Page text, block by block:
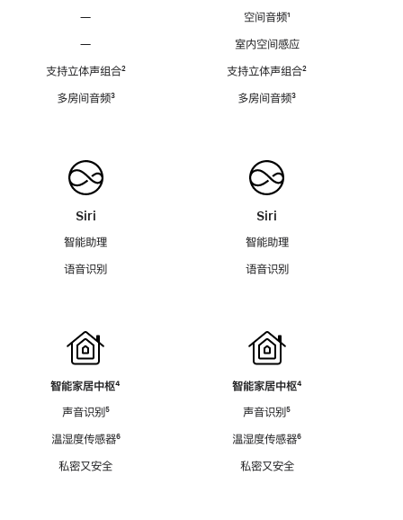
—
—
支持立体声组合脚
²
多房间音频脚
³
Siri
智能助理
语音识别
智能家居中枢脚
⁴
声音识别脚
⁵
温湿度传感器脚
⁶
私密又安全
空间音频脚
¹
室内空间感应
支持立体声组合脚
²
多房间音频脚
³
Siri
智能助理
语音识别
智能家居中枢脚
⁴
声音识别脚
⁵
温湿度传感器脚
⁶
私密又安全